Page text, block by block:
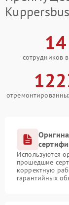
14
сотрудников
Используются
прошедшие
корректную
гарантийных